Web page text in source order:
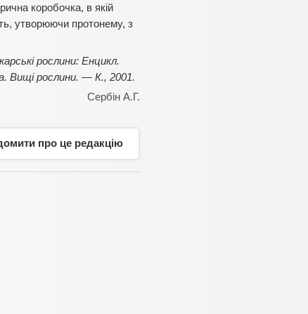
коробочка, в якій
утворюючи протонему, з
рослини: Енцикл.
Вищі рослини. — К., 2001.
Сербін А.Г.
про це редакцію